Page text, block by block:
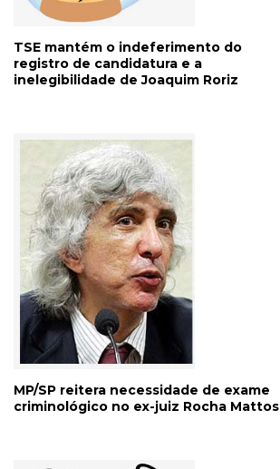
TSE mantém o indeferimento do
registro de candidatura e a
inelegibilidade de Joaquim Roriz
MP/SP reitera necessidade de exame
criminológico no ex-juiz Rocha Mattos